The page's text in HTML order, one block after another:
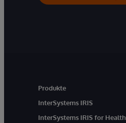
Produkte
InterSystems IRIS
InterSystems IRIS for Health